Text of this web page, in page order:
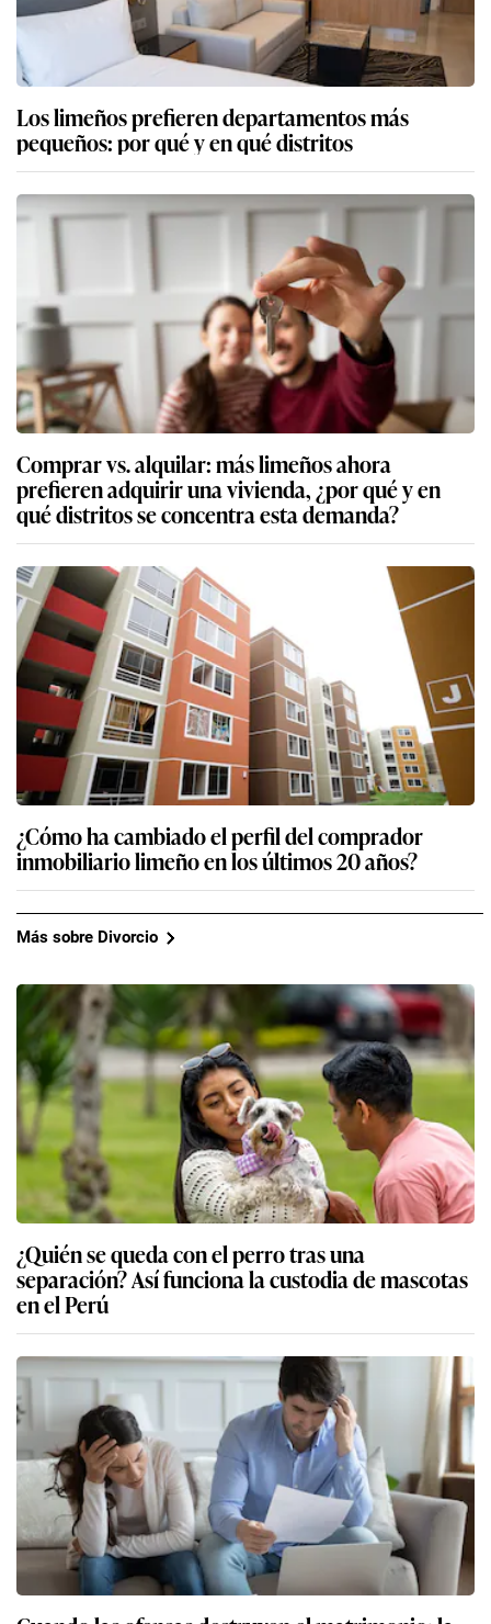
Los limeños prefieren departamentos más
pequeños: por qué y en qué distritos
Comprar vs. alquilar: más limeños ahora
prefieren adquirir una vivienda, ¿por qué y en
qué distritos se concentra esta demanda?
¿Cómo ha cambiado el perfil del comprador
inmobiliario limeño en los últimos 20 años?
Más sobre Divorcio
¿Quién se queda con el perro tras una
separación? Así funciona la custodia de mascotas
en el Perú